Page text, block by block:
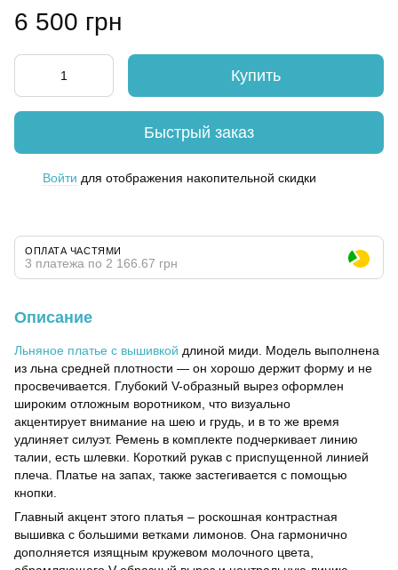
6 500 грн
Купить
Быстрый заказ
Войти для отображения накопительной скидки
ОПЛАТА ЧАСТЯМИ
3 платежа по 2 166.67 грн
Описание
Льняное платье с вышивкой длиной миди. Модель выполнена
из льна средней плотности — он хорошо держит форму и не
просвечивается. Глубокий V-образный вырез оформлен
широким отложным воротником, что визуально
акцентирует внимание на шею и грудь, и в то же время
удлиняет силуэт. Ремень в комплекте подчеркивает линию
талии, есть шлевки. Короткий рукав с приспущенной линией
плеча. Платье на запах, также застегивается с помощью
кнопки.
Главный акцент этого платья – роскошная контрастная
вышивка с большими ветками лимонов. Она гармонично
дополняется изящным кружевом молочного цвета,